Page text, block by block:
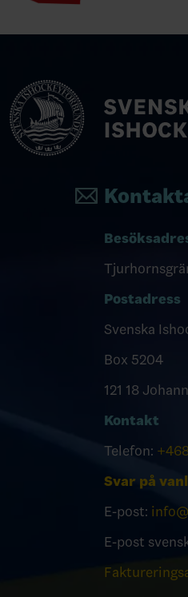
Postadress
Svenska
Box 5204
121 18
Kontakt
Telefon:
Svar på
E-post:
E-post